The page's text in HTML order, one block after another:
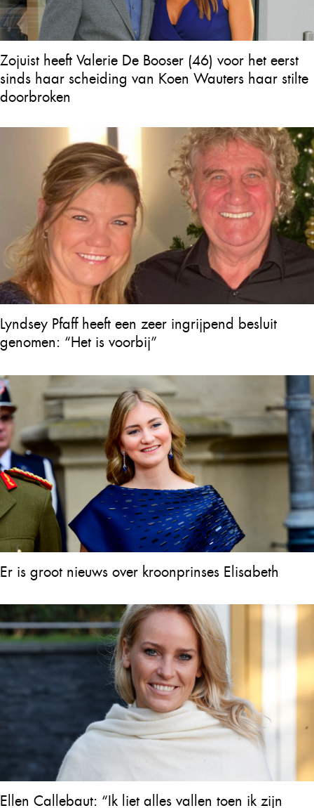
Zojuist heeft Valerie De Booser (46) voor het eerst
sinds haar scheiding van Koen Wauters haar stilte
doorbroken
Lyndsey Pfaff heeft een zeer ingrijpend besluit
genomen: “Het is voorbij”
Er is groot nieuws over kroonprinses Elisabeth
Ellen Callebaut: “Ik liet alles vallen toen ik zijn